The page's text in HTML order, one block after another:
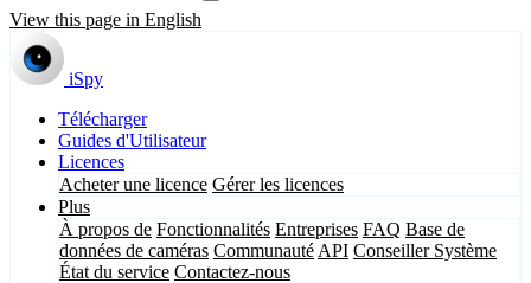
View this page in English
iSpy
Télécharger
Guides d'Utilisateur
Licences
Acheter une licence Gérer les licences
Plus
À propos de Fonctionnalités Entreprises FAQ Base de
données de caméras Communauté API Conseiller Système
État du service Contactez-nous